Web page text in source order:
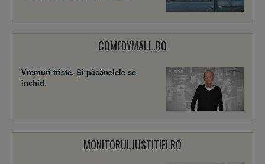
COMEDYMALL.RO
Vremuri triste. Şi păcănelele se
închid.
MONITORULJUSTITIEI.RO